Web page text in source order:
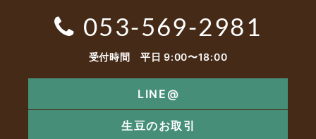
053-569-2981
受付時間 平日 9:00〜18:00
LINE@
生豆のお取引